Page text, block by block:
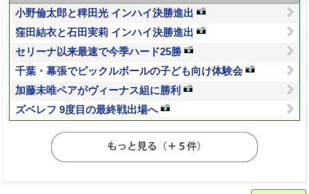
小野倫太郎と稗田光 インハイ決勝進出
窪田結衣と石田実莉 インハイ決勝進出
セリーナ以来最速で今季ハード25勝
千葉・幕張でピックルボールの子ども向け体験会
加藤未唯ペアがヴィーナス組に勝利
ズベレフ 9度目の最終戦出場へ